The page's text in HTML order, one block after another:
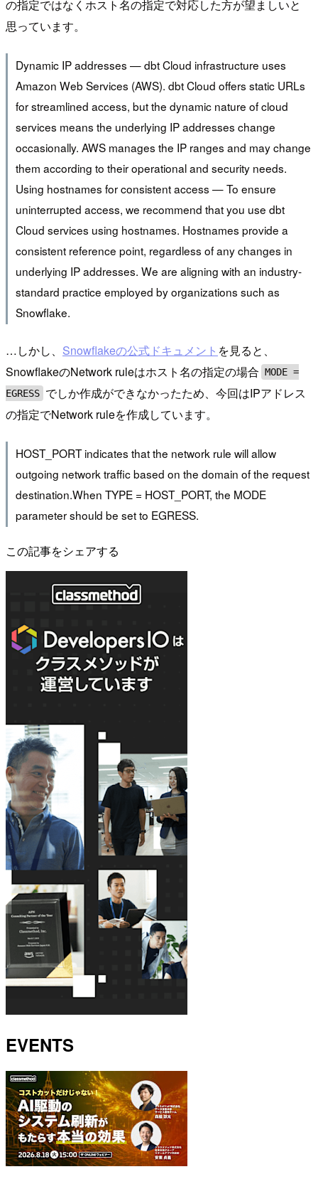
の指定ではなくホスト名の指定で対応した方が望ましいと
思っています。
Dynamic IP addresses — dbt Cloud infrastructure uses
Amazon Web Services (AWS). dbt Cloud offers static URLs
for streamlined access, but the dynamic nature of cloud
services means the underlying IP addresses change
occasionally. AWS manages the IP ranges and may change
them according to their operational and security needs.
Using hostnames for consistent access — To ensure
uninterrupted access, we recommend that you use dbt
Cloud services using hostnames. Hostnames provide a
consistent reference point, regardless of any changes in
underlying IP addresses. We are aligning with an industry-
standard practice employed by organizations such as
Snowflake.
…しかし、 Snowflakeの公式ドキュメント を見ると、
SnowflakeのNetwork ruleはホスト名の指定の場合 MODE =
EGRESS でしか作成ができなかったため、今回はIPアドレス
の指定でNetwork ruleを作成しています。
HOST_PORT indicates that the network rule will allow
outgoing network traffic based on the domain of the request
destination.When TYPE = HOST_PORT, the MODE
parameter should be set to EGRESS.
この記事をシェアする
EVENTS